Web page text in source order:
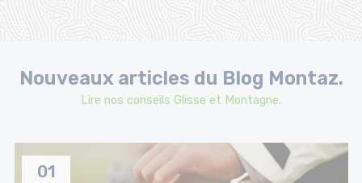
Nouveaux articles du Blog Montaz.
Lire nos conseils Glisse et Montagne.
01